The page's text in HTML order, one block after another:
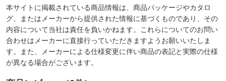
本サイトに掲載されている商品情報は、商品パッケージやカタロ
グ、またはメーカーから提供された情報に基づくものであり、その
内容について当社は責任を負いかねます。これらについてのお問い
合わせはメーカーに直接行っていただきますようお願いいたしま
す。また、メーカーによる仕様変更に伴い商品の表記と実際の仕様
が異なる場合がございます。